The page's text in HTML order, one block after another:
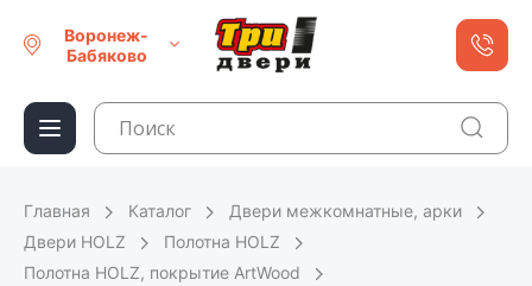
Воронеж-
Бабяково
Главная Каталог
Двери межкомнатные, арки
Двери HOLZ
Полотна HOLZ
Полотна HOLZ, покрытие ArtWood